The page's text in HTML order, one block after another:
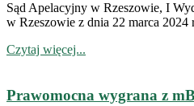
Sąd Apelacyjny w Rzeszowie, I
w Rzeszowie z dnia 22 marca 2024
Czytaj więcej...
Prawomocna wygrana z